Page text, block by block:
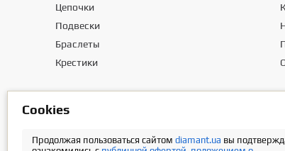
Цепочки
Подвески
Браслеты
Крестики
Общество с ограниченной ответственностью
Информация о стоимости доставки содержится в
Сookies
Продолжая пользоваться сайтом diamant.ua вы